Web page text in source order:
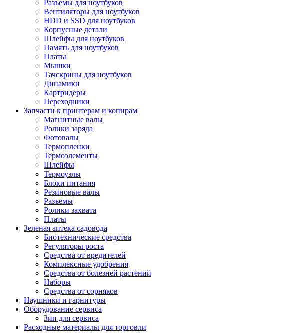
Разъемы для ноутбуков
Вентиляторы для ноутбуков
HDD и SSD для ноутбуков
Корпусные детали
Шлейфы для ноутбуков
Память для ноутбуков
Платы
Мышки
Тачскрины для ноутбуков
Динамики
Картридеры
Переходники
Запчасти к принтерам и копирам
Магнитные валы
Ролики заряда
Фотовалы
Термопленки
Термоэлементы
Шлейфы
Термоузлы
Блоки питания
Резиновые валы
Разъемы
Ролики захвата
Платы
Зеленая аптека садовода
Биотехнические средства
Регуляторы роста
Средства от вредителей
Комплексные удобрения
Средства от болезней растений
Наборы
Средства от сорняков
Наушники и гарнитуры
Оборудование сервиса
Зип для сервиса
Расходные материалы для торговли